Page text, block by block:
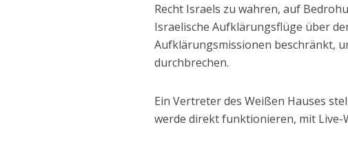
Recht Israels zu wahren, auf
Israelische Aufklärungsflüge über
Aufklärungsmissionen beschränkt,
durchbrechen.
Ein Vertreter des Weißen Hauses
werde direkt funktionieren, mit Live-